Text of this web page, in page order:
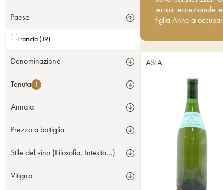
Paese
Francia (19)
Denominazione
Tenuta 1
Annata
Prezzo a bottiglia
Stile del vino (Filosofia, Intesità...)
Vitigno
eccezionale ed
a occuparsi della
terroir eccezionale
figlia Anne a
ASTA